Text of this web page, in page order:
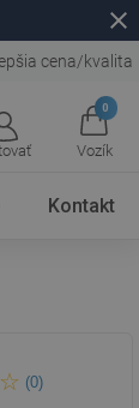
close
cena/kvalita
0
Vozík
Kontakt
čierna
(0)